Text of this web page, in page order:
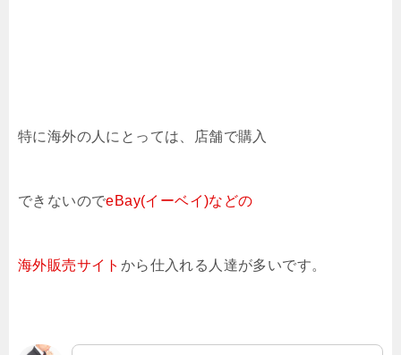
特に海外の人にとっては、店舗で購入
できないのでeBay(イーベイ)などの
海外販売サイト から仕入れる人達が多いです。